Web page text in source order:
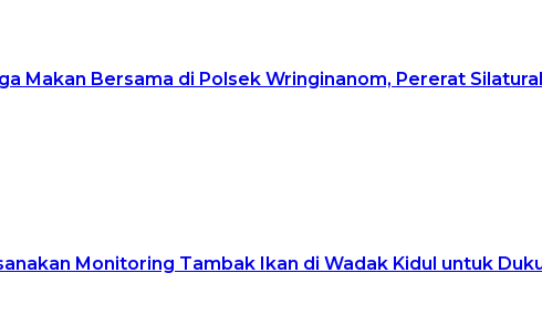
Makan Bersama di Polsek Wringinanom, Pererat
Monitoring Tambak Ikan di Wadak Kidul untuk